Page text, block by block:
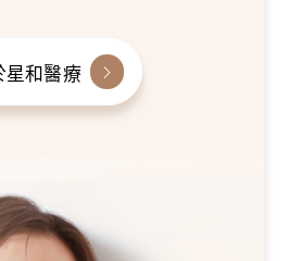
星和醫療